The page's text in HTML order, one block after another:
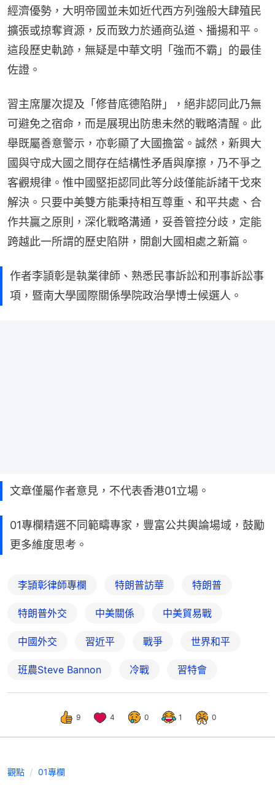
經濟優勢，大明帝國並未如近代西方列強般大肆殖民
擴張或掠奪資源，反而致力於通商弘道、播揚和平。
這段歷史軌跡，無疑是中華文明「強而不霸」的最佳
佐證。
習主席屢次提及「修昔底德陷阱」，絕非認同此乃無
可避免之宿命，而是展現出防患未然的戰略清醒。此
舉既屬善意警示，亦彰顯了大國擔當。誠然，新興大
國與守成大國之間存在結構性矛盾與摩擦，乃不爭之
客觀規律。惟中國堅拒認同此等分歧僅能訴諸干戈來
解決。只要中美雙方能秉持相互尊重、和平共處、合
作共贏之原則，深化戰略溝通，妥善管控分歧，定能
跨越此一所謂的歷史陷阱，開創大國相處之新篇。
作者李頴彰是執業律師、熟悉民事訴訟和刑事訴訟事
項，暨南大學國際關係學院政治學博士候選人。
文章僅屬作者意見，不代表香港01立場。
01專欄精選不同範疇專家，豐富公共輿論場域，鼓勵
更多維度思考。
李頴彰律師專欄 特朗普訪華 特朗普
特朗普外交 中美關係 中美貿易戰
中國外交 習近平 戰爭 世界和平
班農Steve Bannon 冷戰 習特會
9 4 0 1 0
觀點 01專欄